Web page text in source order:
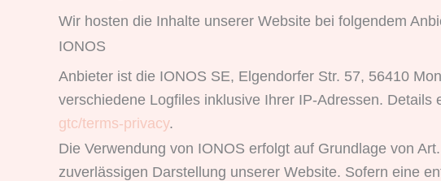
Wir hosten die Inhalte unserer Website bei folgendem
IONOS
Anbieter ist die IONOS SE, Elgendorfer Str. 57, 56410
verschiedene Logfiles inklusive Ihrer IP-Adressen.
gtc/terms-privacy.
Die Verwendung von IONOS erfolgt auf Grundlage von
zuverlässigen Darstellung unserer Website. Sofern eine